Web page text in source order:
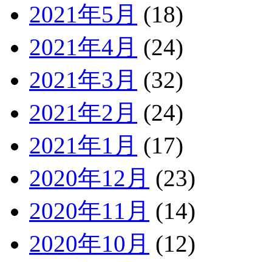
2021年5月 (18)
2021年4月 (24)
2021年3月 (32)
2021年2月 (24)
2021年1月 (17)
2020年12月 (23)
2020年11月 (14)
2020年10月 (12)